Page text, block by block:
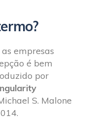
empresas
é bem
por
S. Malone